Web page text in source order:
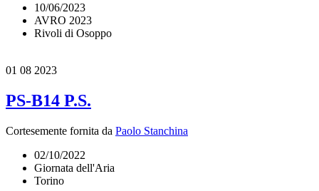
10/06/2023
AVRO 2023
Rivoli di Osoppo
01 08 2023
PS-B14 P.S.
Cortesemente fornita da Paolo Stanchina
02/10/2022
Giornata dell'Aria
Torino